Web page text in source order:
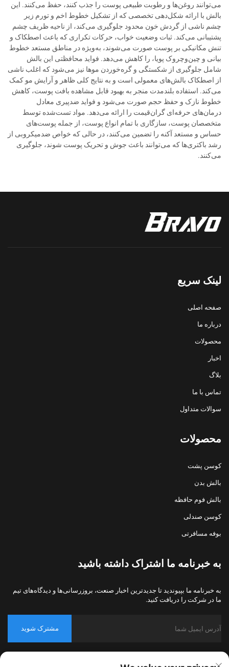
می‌توانند روغن‌ها و رطوبت طبیعی پوست را جذب کنند، حفظ می‌کنند. این
بالش با ارائه شکل‌دهی تخصصی که از تشکیل خطوط اخم و تورم زیر
چشم ناشی از گردش خون محدود جلوگیری می‌کند، از ناحیه ظریف چشم
پشتیبانی می‌کند. ثبات وضعیت خواب، حرکات تکراری که باعث اصطکاک و
تنش مکانیکی بر پوست صورت می‌شوند، به‌ویژه در مناطق مستعد خطوط
بیانی و چین‌وچروک پویا، را کاهش می‌دهد. فواید محافظتی این بالش
شامل جلوگیری از شکستگی و گره‌خوردن موها نیز می‌شود که اغلب ناشی
از اصطکاک بالش‌های معمولی است و به نتایج کلی ظاهر و آرایش مو کمک
می‌کند. استفاده بلندمدت منجر به بهبود قابل مشاهده بافت پوست، کاهش
خطوط نازک و حفظ حجم صورت می‌شود و فواید ضدپیری معادل
درمان‌های حرفه‌ای گران‌قیمت را ارائه می‌دهد. مواد تست‌شده توسط
متخصصان پوست، سازگاری با تمام انواع پوست، از جمله پوست‌های
حساس و مستعد آکنه را تضمین می‌کنند، در حالی که خواص ضدمیکروبی از
رشد باکتری‌ها که می‌توانند باعث جوش و تحریک پوست شوند، جلوگیری
می‌کنند.
لینک سریع
صفحه اصلی
درباره ما
محصولات
اخبار
بلاگ
تماس با ما
سوالات متداول
محصولات
کوسن پشت
بالش بدن
بالش فوم حافظه
کوسن صندلی
بوفه مسافرتی
به خبرنامه ما اشتراک داشته باشید
به خبرنامه ما بپیوندید تا جدیدترین اخبار صنعت، بروزرسانی‌ها و دیدگاه‌های تیم
ما در شرکت را دریافت کنید.
مشترک شوید